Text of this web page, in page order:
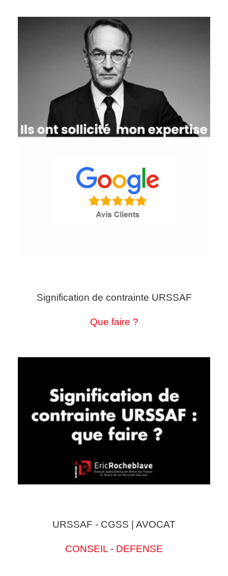
Signification de contrainte URSSAF
Que faire ?
URSSAF - CGSS | AVOCAT
CONSEIL - DEFENSE